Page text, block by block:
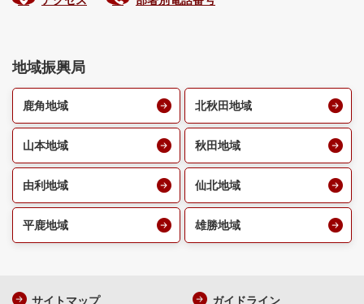
地域振興局
鹿角地域 北秋田地域
山本地域 秋田地域
由利地域 仙北地域
平鹿地域 雄勝地域
サイトマップ ガイドライン